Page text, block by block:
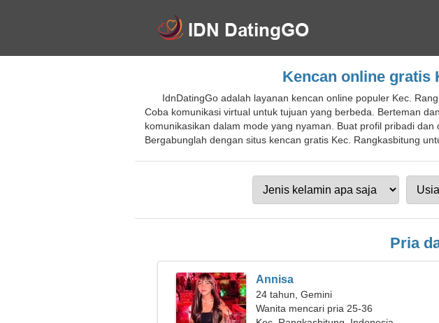
Kencan online gratis
IdnDatingGo adalah layanan kencan online populer Kec.
Coba komunikasi virtual untuk tujuan yang berbeda. Berteman
komunikasikan dalam mode yang nyaman. Buat profil pribadi
Bergabunglah dengan situs kencan gratis Kec. Rangkasbitung
Pria
Annisa
24 tahun, Gemini
Wanita mencari pria 25-36